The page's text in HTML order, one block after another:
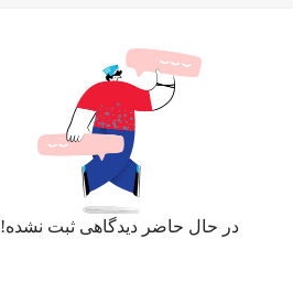
در حال حاضر دیدگاهی ثبت نشده!